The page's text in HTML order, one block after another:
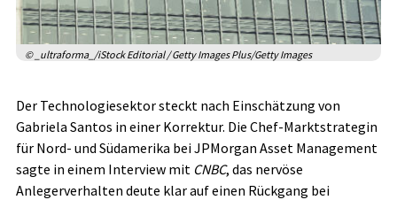
© _ultraforma_/iStock Editorial / Getty Images Plus/Getty Images
Der Technologiesektor steckt nach Einschätzung von
Gabriela Santos in einer Korrektur. Die Chef-Marktstrategin
für Nord- und Südamerika bei JPMorgan Asset Management
sagte in einem Interview mit CNBC, das nervöse
Anlegerverhalten deute klar auf einen Rückgang bei